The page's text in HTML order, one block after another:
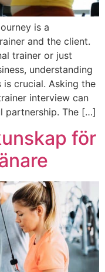
is a
and the client.
trainer or just
understanding
is crucial. Asking the
interview can
partnership. The […]
för